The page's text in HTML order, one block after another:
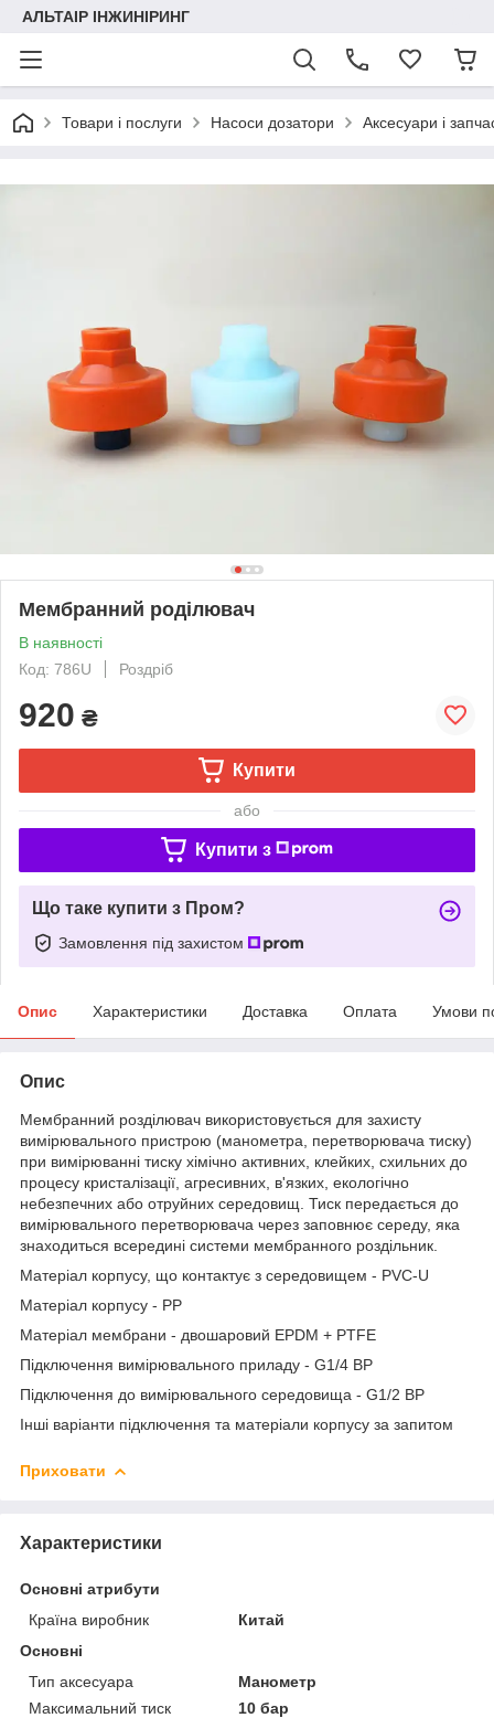
АЛЬТАІР ІНЖИНІРИНГ
Товари і послуги Насоси дозатори Аксесуари і
Мембранний роділювач
В наявності
Код: 786U
Роздріб
920 ₴
Купити
або
Купити з
Що таке купити з Пром?
Замовлення під захистом
Опис Характеристики Доставка Оплата Умови
Опис
Мембранний розділювач використовується для захисту
вимірювального пристрою (манометра, перетворювача тиску)
при вимірюванні тиску хімічно активних, клейких, схильних до
процесу кристалізації, агресивних, в'язких, екологічно
небезпечних або отруйних середовищ. Тиск передається до
вимірювального перетворювача через заповнює середу, яка
знаходиться всередині системи мембранного роздільник.
Матеріал корпусу, що контактує з середовищем - PVC-U
Матеріал корпусу - РР
Матеріал мембрани - двошаровий EPDM + PTFE
Підключення вимірювального приладу - G1/4 ВР
Підключення до вимірювального середовища - G1/2 ВР
Інші варіанти підключення та матеріали корпусу за запитом
Приховати
Характеристики
Основні атрибути
Країна виробник
Китай
Основні
Тип аксесуара
Манометр
Максимальний тиск
10 бар